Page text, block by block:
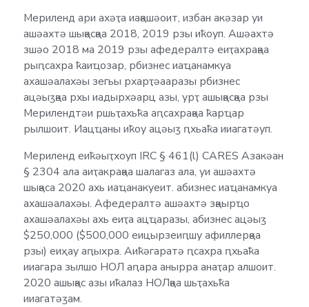
Мериленд ари ахәҭа иақәшәоит, избан акәзар уи
ашәахтә шықәсқәа 2018, 2019 рзы иҟоуп. Ашәахтә
зшәо 2018 ма 2019 рзы афедералтә еиҭахрақәа
рыԥсахра ҟаиҵозар, рбизнес иаҵанамкуа
ахашәалахәы зегьы рхарҭәааразы рбизнес
ацәыӡқәа рхы иадырхәарц азы, урҭ ашықәсқәа рзы
Мерилендтәи ршьҭахьҟа аԥсахрақәа ҟарҵар
рылшоит. Иацҵаны иҟоу ацәыӡ ԥхьаҟа ииагатәуп.
Мериленд еиҟәыҭхоуп IRC § 461(l) CARES Азакәан
§ 2304 ала аиҭакрақәа шалагаз ала, уи ашәахтә
шықәса 2020 ахь иаҵанакуеит. абизнес иаҵанамкуа
ахашәалахәы. Афедералтә ашәахтә зқәырҵо
ахашәалахәы ахь еиҭа ацҵаразы, абизнес ацәыӡ
$250,000 ($500,000 еицырзеиԥшу афиллерқәа
рзы) еиҳау аԥыхра. Аиҟәгаратә ԥсахра ԥхьаҟа
ииагара зылшо НОЛ аԥара анырра анаҭар алшоит.
2020 ашықәс азы иҟалаз НОЛқәа шьҭахьҟа
ииагатәӡам.